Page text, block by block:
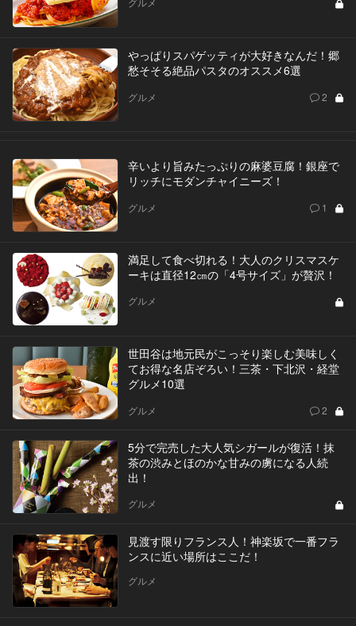
やっぱりスパゲッティが大好きなんだ！郷
愁そそる絶品パスタのオススメ6選
グルメ 2
辛いより旨みたっぷりの麻婆豆腐！銀座で
リッチにモダンチャイニーズ！
グルメ 1
満足して食べ切れる！大人のクリスマスケ
ーキは直径12㎝の「4号サイズ」が贅沢！
グルメ
世田谷は地元民がこっそり楽しむ美味しく
てお得な名店ぞろい！三茶・下北沢・経堂
グルメ10選
グルメ 2
5分で完売した大人気シガールが復活！抹
茶の渋みとほのかな甘みの虜になる人続
出！
グルメ
見渡す限りフランス人！神楽坂で一番フラ
ンスに近い場所はここだ！
グルメ